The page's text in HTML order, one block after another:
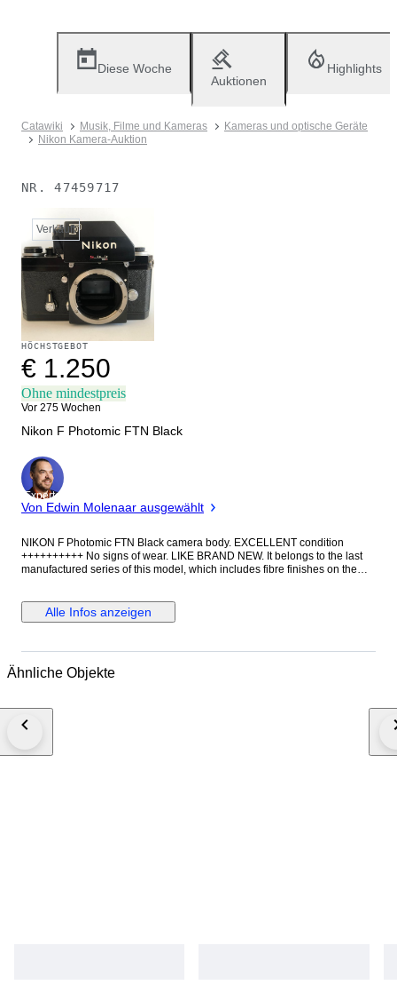
Diese Woche
Auktionen
Highlights
Catawiki Musik, Filme und Kameras
Kameras und optische Geräte
Nikon Kamera-Auktion
NR. 47459717
Verkauft
HÖCHSTGEBOT
€ 1.250
Ohne mindestpreis
Vor 275 Wochen
Nikon F Photomic FTN Black
Experte
Von Edwin Molenaar ausgewählt
NIKON F Photomic FTN Black camera body. EXCELLENT condition
++++++++++ No signs of wear. LIKE BRAND NEW. It belongs to the last
manufactured series of this model, which includes fibre finishes on the
the functions, speeds, shutter, self-release... Supplied with its original
NIKON cap. Please view the photos to check the absolutely exceptional
at present this camera model in this condition. We’ll probably never see
UNIQUE!!!!!!!! IMPRESSIVE!!!!!!!!!! OUTSTANDING!!!!!!!!!
Alle Infos anzeigen
Ähnliche Objekte